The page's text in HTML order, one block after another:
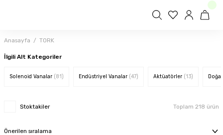
Anasayfa TORK
İlgili Alt Kategoriler
Solenoid Vanalar (81) Endüstriyel Vanalar (47) Aktüatörler (13)
Stoktakiler Toplam 218 ürün